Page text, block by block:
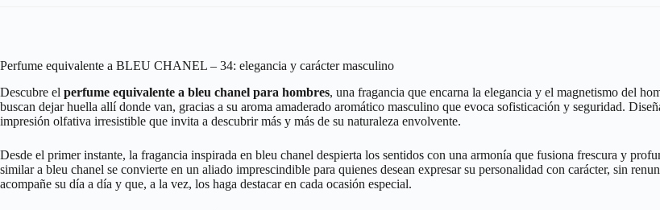
Perfume equivalente a BLEU CHANEL – 34: elegancia y carácter masculino
Descubre el perfume equivalente a bleu chanel para hombres, una fragancia que encarna la elegancia y el magnetismo del
buscan dejar huella allí donde van, gracias a su aroma amaderado aromático masculino que evoca sofisticación y seguridad.
impresión olfativa irresistible que invita a descubrir más y más de su naturaleza envolvente.
Desde el primer instante, la fragancia inspirada en bleu chanel despierta los sentidos con una armonía que fusiona frescura y
similar a bleu chanel se convierte en un aliado imprescindible para quienes desean expresar su personalidad con carácter, sin
acompañe su día a día y que, a la vez, los haga destacar en cada ocasión especial.